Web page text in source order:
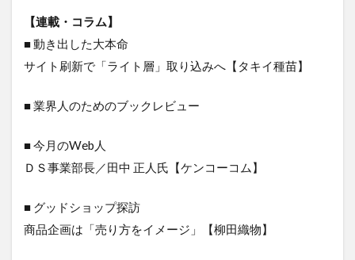
【連載・コラム】
■ 動き出した大本命
サイト刷新で「ライト層」取り込みへ【タキイ種苗】
■ 業界人のためのブックレビュー
■ 今月のWeb人
ＤＳ事業部長／田中 正人氏【ケンコーコム】
■ グッドショップ探訪
商品企画は「売り方をイメージ」【柳田織物】